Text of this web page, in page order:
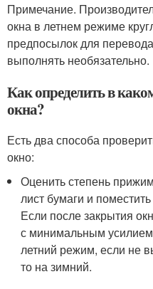
Примечание.
окна в летнем режиме
предпосылок для
выполнять необязательно.
Как определить в
окна?
Есть два способа
окно:
Оценить степень
лист бумаги и
Если после закрытия
с минимальным усилием
летний режим, если не
то на зимний.